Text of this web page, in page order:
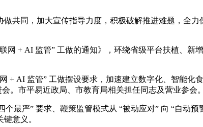
同，加大宣传指导力度，积极破解推进难题，全力
+ AI 监管” 工做的通知》，环绕省级平台扶植、新
监管” 工做摆设要求，加速建立数字化、智能化
。市平易近政局、市教育局相关担任同志及营业参会。
严” 要求、鞭策监管模式从 “被动应对” 向 “自动预
意义。